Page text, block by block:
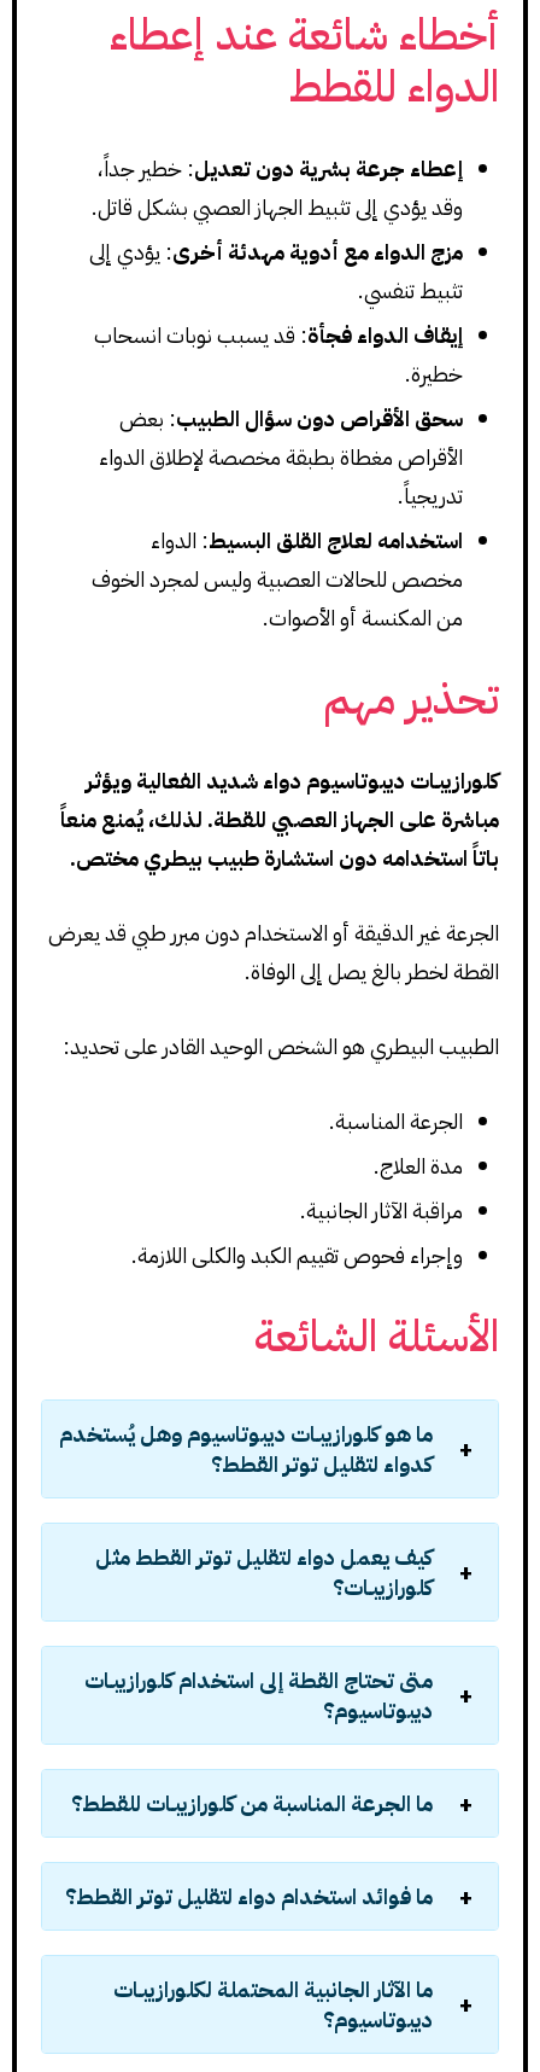
أخطاء شائعة عند إعطاء
الدواء للقطط
إعطاء جرعة بشرية دون تعديل: خطير جداً،
وقد يؤدي إلى تثبيط الجهاز العصبي بشكل قاتل.
مزج الدواء مع أدوية مهدئة أخرى: يؤدي إلى
تثبيط تنفسي.
إيقاف الدواء فجأة: قد يسبب نوبات انسحاب
خطيرة.
سحق الأقراص دون سؤال الطبيب: بعض
الأقراص مغطاة بطبقة مخصصة لإطلاق الدواء
تدريجياً.
استخدامه لعلاج القلق البسيط: الدواء
مخصص للحالات العصبية وليس لمجرد الخوف
من المكنسة أو الأصوات.
تحذير مهم
كلورازيبـات ديبوتاسيوم دواء شديد الفعالية ويؤثر
مباشرة على الجهاز العصبي للقطة. لذلك، يُمنع منعاً
باتاً استخدامه دون استشارة طبيب بيطري مختص.
الجرعة غير الدقيقة أو الاستخدام دون مبرر طبي قد يعرض
القطة لخطر بالغ يصل إلى الوفاة.
الطبيب البيطري هو الشخص الوحيد القادر على تحديد:
الجرعة المناسبة.
مدة العلاج.
مراقبة الآثار الجانبية.
وإجراء فحوص تقييم الكبد والكلى اللازمة.
الأسئلة الشائعة
ما هو كلورازيبـات ديبوتاسيوم وهل يُستخدم
كدواء لتقليل توتر القطط؟
كيف يعمل دواء لتقليل توتر القطط مثل
كلورازيبـات؟
متى تحتاج القطة إلى استخدام كلورازيبـات
ديبوتاسيوم؟
ما الجرعة المناسبة من كلورازيبـات للقطط؟
ما فوائد استخدام دواء لتقليل توتر القطط؟
ما الآثار الجانبية المحتملة لكلورازيبـات
ديبوتاسيوم؟